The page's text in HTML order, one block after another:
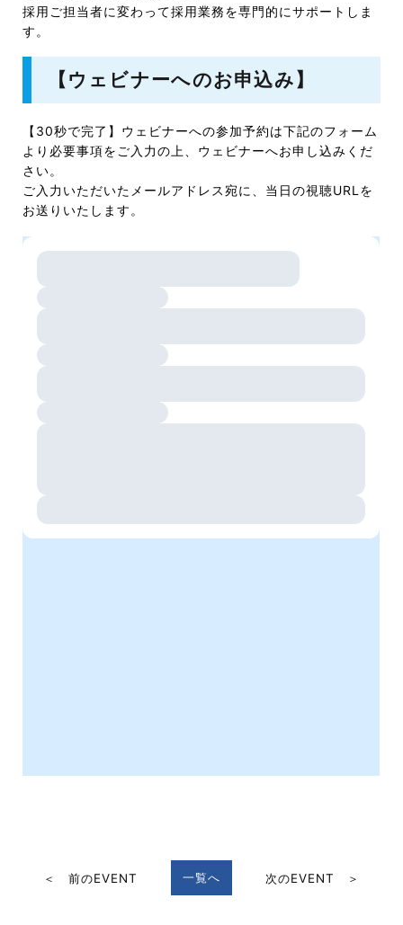
採用ご担当者に変わって採用業務を専門的にサポートしま
す。
【ウェビナーへのお申込み】
【30秒で完了】ウェビナーへの参加予約は下記のフォーム
より必要事項をご入力の上、ウェビナーへお申し込みくだ
さい。
ご入力いただいたメールアドレス宛に、当日の視聴URLを
お送りいたします。
＜ 前のEVENT 一覧へ 次のEVENT ＞